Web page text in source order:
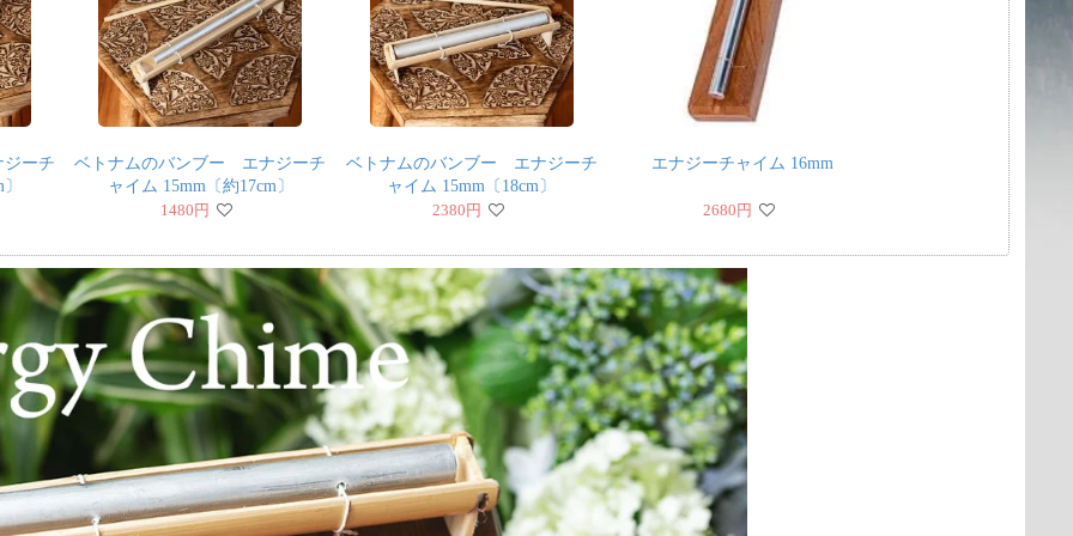
ーチ
ベトナムのバンブー エナジーチ
ャイム 15mm〔約17cm〕
1480 円
ベトナムのバンブー エナジーチ
ャイム 15mm〔18cm〕
2380 円
エナジーチャイム 16mm
2680 円